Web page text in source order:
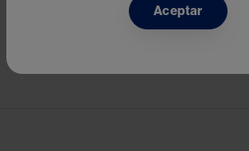
Aceptar